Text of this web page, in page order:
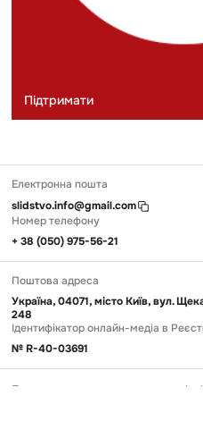
Підтримати
Передрук та використання
Електронна пошта
slidstvo.info@gmail.com
Номер телефону
+ 38 (050) 975-56-21
Поштова адреса
Україна, 04071, місто Київ, вул.
248
Ідентифікатор онлайн-медіа в
№ R-40-03691